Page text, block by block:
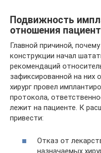
Подвижность
отношения
Главной причиной,
конструкции начал
рекомендаций
зафиксированной на них
хирург провел
протокола,
лежит на пациенте. К
привести:
Отказ от
назначаемых